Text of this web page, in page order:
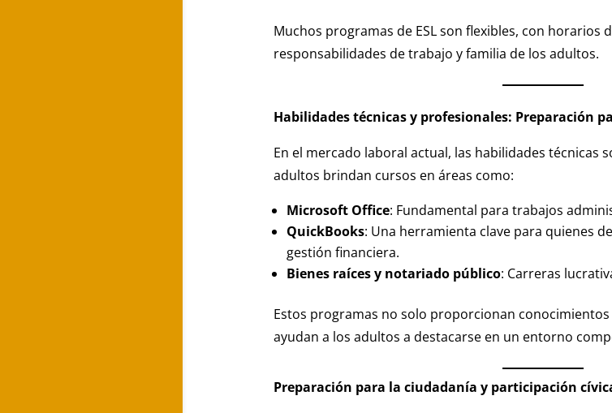
Muchos programas de ESL son flexibles, con horarios
responsabilidades de trabajo y familia de los adultos.
Habilidades técnicas y profesionales: Preparación
En el mercado laboral actual, las habilidades técnicas
adultos brindan cursos en áreas como:
Microsoft Office: Fundamental para trabajos
QuickBooks: Una herramienta clave para quienes
gestión financiera.
Bienes raíces y notariado público: Carreras
Estos programas no solo proporcionan
ayudan a los adultos a destacarse en un entorno
Preparación para la ciudadanía y participación